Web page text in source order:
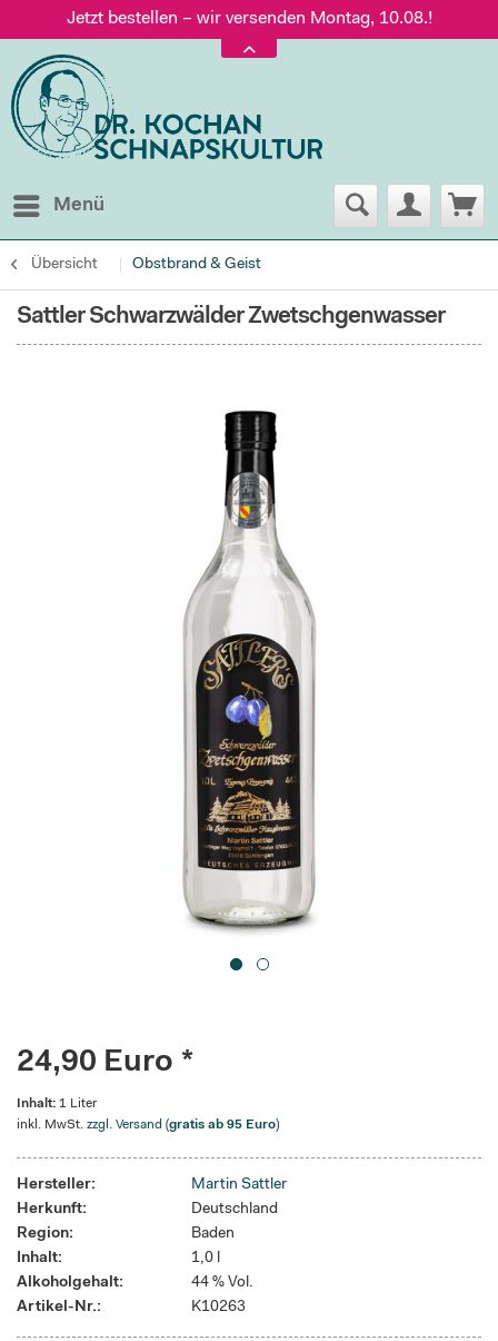
Jetzt bestellen – wir versenden Montag, 10.08.!
Versand nur 5,60 €, gratis ab 95 € Warenwert
Jetzt bestellen – wir versenden Montag, 10.08.!
Menü
Übersicht Obstbrand & Geist
Sattler Schwarzwälder Zwetschgenwasser
24,90 Euro *
Inhalt: 1 Liter
inkl. MwSt. zzgl. Versand (gratis ab 95 Euro)
Hersteller:
Martin Sattler
Herkunft:
Deutschland
Region:
Baden
Inhalt:
1,0 l
Alkoholgehalt:
44 % Vol.
Artikel-Nr.:
K10263